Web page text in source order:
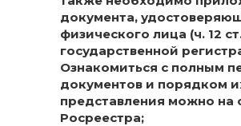
документа,
физического лица (ч. 12
государственной
Ознакомиться с полным
документов и порядком
представления можно на
Росреестра;